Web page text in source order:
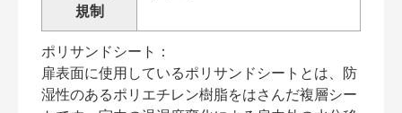
規制
ポリサンドシート：
扉表面に使用しているポリサンドシートとは、防
湿性のあるポリエチレン樹脂をはさんだ複層シー